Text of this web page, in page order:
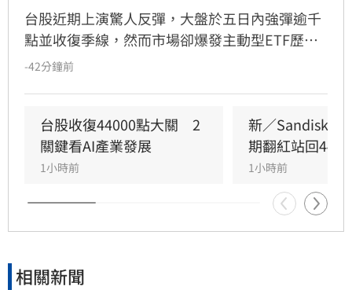
台股近期上演驚人反彈，大盤於五日內強彈逾千
點並收復季線，然而市場卻爆發主動型ETF歷史
級別的贖回潮，許多散戶因恐慌而在低檔急殺脫
慎應對。產業方面，記憶體受惠於AI需求爆發，
三星與美光產能遭鎖定至2027年，引發終端產品
漲價潮。此外，AI晶片戰局出現轉折，馬斯克公
開力挺輝達，不僅影響市場信心，更牽動台廠AI
供應鏈的資金板塊。專家提醒，未來擁有實質業
績護體的台廠，才有望在劇烈洗牌中脫穎而出。
-42分鐘前
台股收復44000點大關　2
關鍵看AI產業發展
1小時前
新／Sandisk挫
期翻紅站回
1小時前
相關新聞